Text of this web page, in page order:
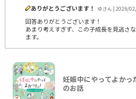
ありがとうございます！
ゆさん | 2026/
回答ありがとうございます！
あまり考えすぎず、この子成長を見逃さ
ます。
妊娠中にやってよか
のお話